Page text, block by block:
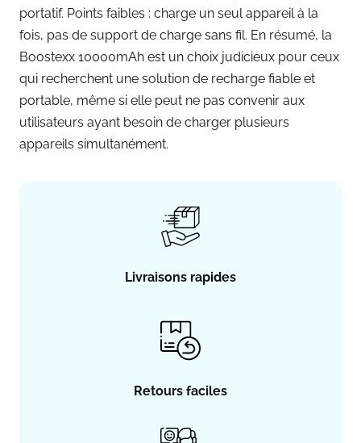
portatif. Points faibles : charge un seul appareil à la
fois, pas de support de charge sans fil. En résumé, la
Boostexx 10000mAh est un choix judicieux pour ceux
qui recherchent une solution de recharge fiable et
portable, même si elle peut ne pas convenir aux
utilisateurs ayant besoin de charger plusieurs
appareils simultanément.
Livraisons rapides
Retours faciles